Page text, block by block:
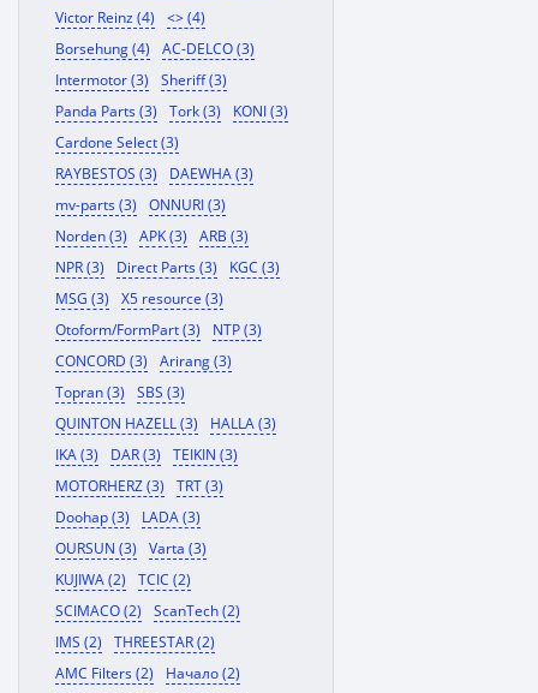
Victor Reinz (4)
<> (4)
Borsehung (4)
AC-DELCO (3)
Intermotor (3)
Sheriff (3)
Panda Parts (3)
Tork (3)
KONI (3)
Cardone Select (3)
RAYBESTOS (3)
DAEWHA (3)
mv-parts (3)
ONNURI (3)
Norden (3)
APK (3)
ARB (3)
NPR (3)
Direct Parts (3)
KGC (3)
MSG (3)
X5 resource (3)
Otoform/FormPart (3)
NTP (3)
CONCORD (3)
Arirang (3)
Topran (3)
SBS (3)
QUINTON HAZELL (3)
HALLA (3)
IKA (3)
DAR (3)
TEIKIN (3)
MOTORHERZ (3)
TRT (3)
Doohap (3)
LADA (3)
OURSUN (3)
Varta (3)
KUJIWA (2)
TCIC (2)
SCIMACO (2)
ScanTech (2)
IMS (2)
THREESTAR (2)
AMC Filters (2)
Начало (2)